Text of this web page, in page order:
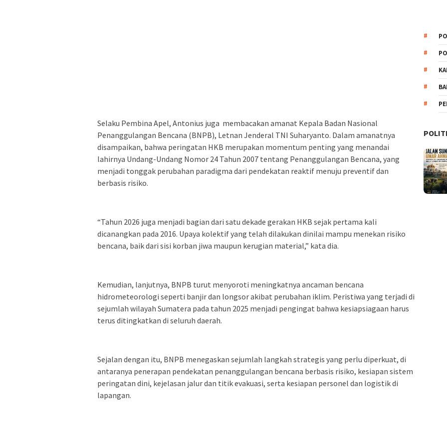
Selaku Pembina Apel, Antonius juga membacakan amanat Kepala Badan Nasional
Penanggulangan Bencana (BNPB), Letnan Jenderal TNI Suharyanto. Dalam amanatnya
disampaikan, bahwa peringatan HKB merupakan momentum penting yang menandai
lahirnya Undang-Undang Nomor 24 Tahun 2007 tentang Penanggulangan Bencana, yang
menjadi tonggak perubahan paradigma dari pendekatan reaktif menuju preventif dan
berbasis risiko.
“Tahun 2026 juga menjadi bagian dari satu dekade gerakan HKB sejak pertama kali
dicanangkan pada 2016. Upaya kolektif yang telah dilakukan dinilai mampu menekan risiko
bencana, baik dari sisi korban jiwa maupun kerugian material,” kata dia.
Kemudian, lanjutnya, BNPB turut menyoroti meningkatnya ancaman bencana
hidrometeorologi seperti banjir dan longsor akibat perubahan iklim. Peristiwa yang terjadi di
sejumlah wilayah Sumatera pada tahun 2025 menjadi pengingat bahwa kesiapsiagaan harus
terus ditingkatkan di seluruh daerah.
Sejalan dengan itu, BNPB menegaskan sejumlah langkah strategis yang perlu diperkuat, di
antaranya penerapan pendekatan penanggulangan bencana berbasis risiko, kesiapan sistem
peringatan dini, kejelasan jalur dan titik evakuasi, serta kesiapan personel dan logistik di
lapangan.